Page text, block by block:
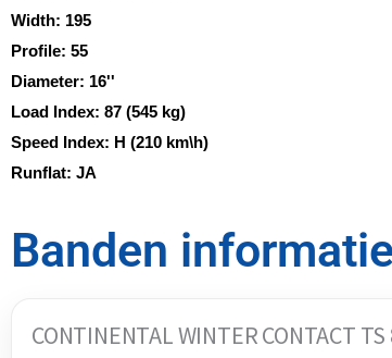
Width: 195
Profile: 55
Diameter: 16''
Load Index: 87 (545 kg)
Speed Index: H (210 km\h)
Runflat: JA
Banden informatie
CONTINENTAL WINTER CONTACT